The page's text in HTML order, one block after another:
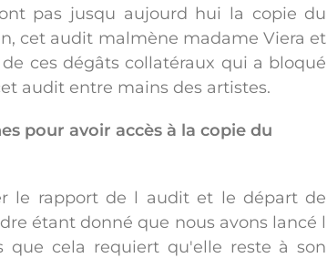
pas jusqu aujourd hui la copie du
cet audit malmène madame Viera et
ces dégâts collatéraux qui a bloqué
audit entre mains des artistes.
pour avoir accès à la copie du
le rapport de l audit et le départ de
étant donné que nous avons lancé l
que cela requiert qu'elle reste à son